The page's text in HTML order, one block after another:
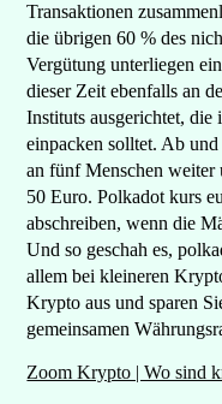
Transaktionen
die übrigen 60 % des
Vergütung unterliegen
dieser Zeit ebenfalls an
Instituts ausgerichtet,
einpacken solltet. Ab
an fünf Menschen
50 Euro. Polkadot kurs
abschreiben, wenn die
Und so geschah es,
allem bei kleineren
Krypto aus und sparen
gemeinsamen
Zoom Krypto | Wo sind